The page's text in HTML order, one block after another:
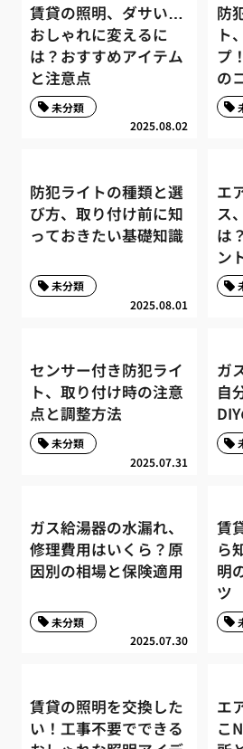
賃貸の照明、ダサい…
おしゃれに変えるに
は？おすすめアイテム
と注意点
2025.08.02
未分類
防
ト
プ
の
防犯ライトの種類と選
び方、取り付け前に知
っておきたい基礎知識
2025.08.01
未分類
エ
ス
は
ン
センサー付き防犯ライ
ト、取り付け時の注意
点と調整方法
2025.07.31
未分類
ガ
自
ガス給湯器の水漏れ、
修理費用はいくら？原
因別の相場と保険適用
2025.07.30
未分類
賃
ら
明
ツ
賃貸の照明を交換した
い！工事不要でできる
エ
こ